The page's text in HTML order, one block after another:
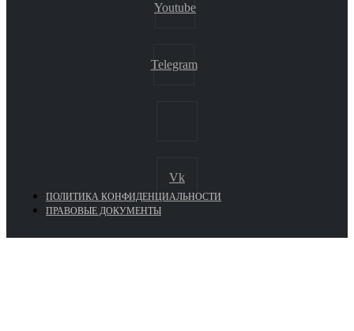
Youtube
Telegram
Vk
ПОЛИТИКА КОНФИДЕНЦИАЛЬНОСТИ
ПРАВОВЫЕ ДОКУМЕНТЫ